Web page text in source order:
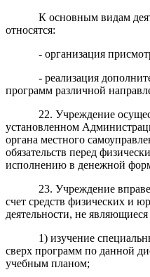
К основным видам
относятся:
- организация
- реализация
программ различной
22. Учреждение
установленном
органа местного
обязательств перед
исполнению в денежной
23. Учреждение
счет средств физических и
деятельности, не
1) изучение
сверх программ по данной
учебным планом;